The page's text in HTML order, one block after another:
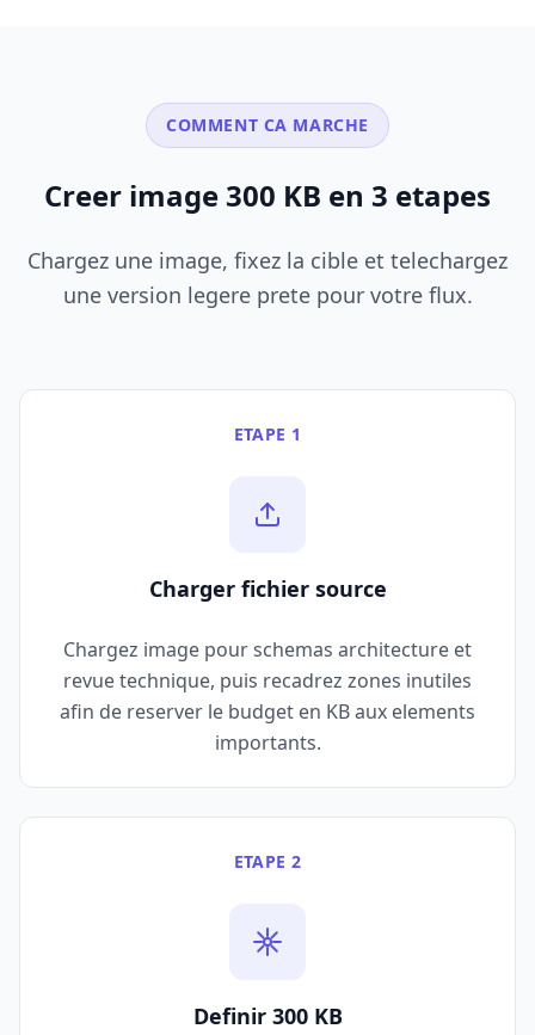
COMMENT CA MARCHE
Creer image 300 KB en 3 etapes
Chargez une image, fixez la cible et telechargez
une version legere prete pour votre flux.
ETAPE 1
Charger fichier source
Chargez image pour schemas architecture et
revue technique, puis recadrez zones inutiles
afin de reserver le budget en KB aux elements
importants.
ETAPE 2
Definir 300 KB